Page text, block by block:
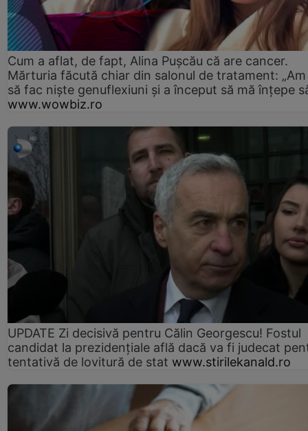
Cum a aflat, de fapt, Alina Pușcău că are cancer.
Mărturia făcută chiar din salonul de tratament:
să fac niște genuflexiuni și a început să mă înțepe
www.wowbiz.ro
UPDATE Zi decisivă pentru Călin Georgescu! Fostul
candidat la prezidențiale află dacă va fi judecat
tentativă de lovitură de stat www.stirilekanald.ro